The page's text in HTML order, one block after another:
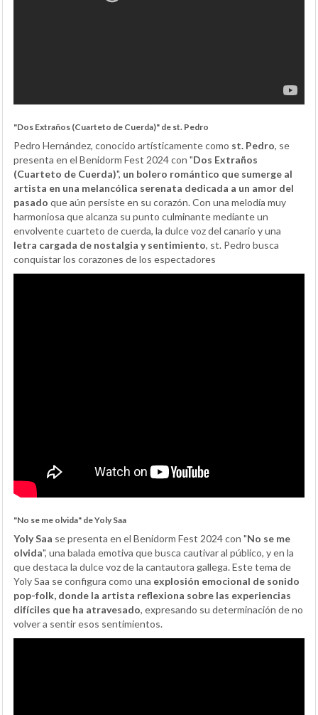
"Dos Extraños (Cuarteto de Cuerda)" de st. Pedro
Pedro Hernández, conocido artísticamente como st. Pedro, se
presenta en el Benidorm Fest 2024 con "Dos Extraños
(Cuarteto de Cuerda)", un bolero romántico que sumerge al
artista en una melancólica serenata dedicada a un amor del
pasado que aún persiste en su corazón. Con una melodía muy
harmoniosa que alcanza su punto culminante mediante un
envolvente cuarteto de cuerda, la dulce voz del canario y una
letra cargada de nostalgia y sentimiento, st. Pedro busca
conquistar los corazones de los espectadores
"No se me olvida" de Yoly Saa
Yoly Saa se presenta en el Benidorm Fest 2024 con "No se me
olvida", una balada emotiva que busca cautivar al público, y en la
que destaca la dulce voz de la cantautora gallega. Este tema de
Yoly Saa se configura como una explosión emocional de sonido
pop-folk, donde la artista reflexiona sobre las experiencias
difíciles que ha atravesado, expresando su determinación de no
volver a sentir esos sentimientos.